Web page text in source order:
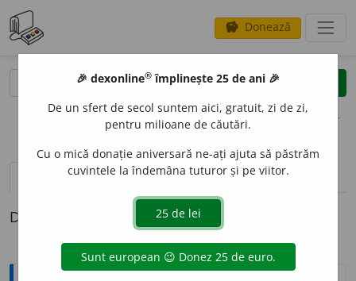
savings Donează
clear
opțiuni
definiții (1) pronunțievolume_up (50)
Definiția cu ID-ul 973603:
🎉 dexonline® împlinește 25 de ani 🎉
De un sfert de secol suntem aici, gratuit, zi de zi,
pentru milioane de căutări.
Cu o mică donație aniversară ne-ați ajuta să păstrăm
cuvintele la îndemâna tuturor și pe viitor.